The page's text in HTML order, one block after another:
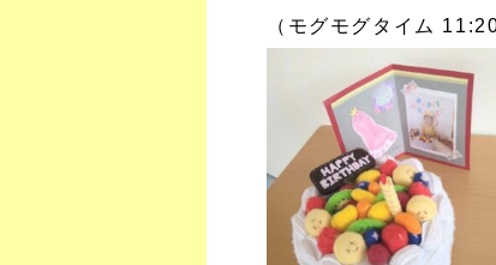
（モグモグタイム